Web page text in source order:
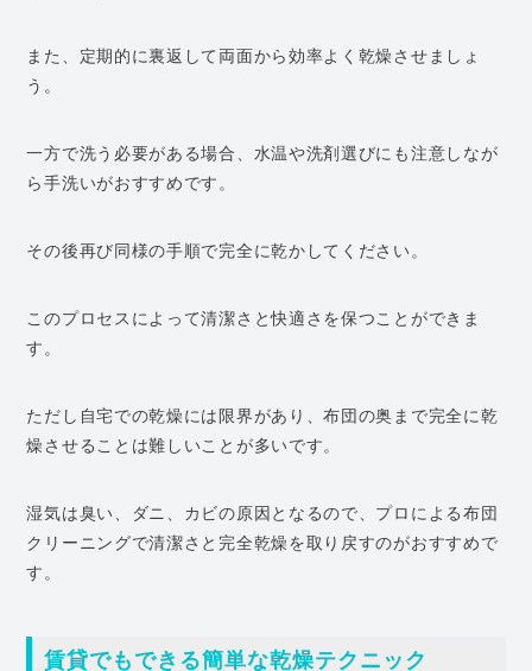
また、定期的に裏返して両面から効率よく乾燥させましょ
う。
一方で洗う必要がある場合、水温や洗剤選びにも注意しなが
ら手洗いがおすすめです。
その後再び同様の手順で完全に乾かしてください。
このプロセスによって清潔さと快適さを保つことができま
す。
ただし自宅での乾燥には限界があり、布団の奥まで完全に乾
燥させることは難しいことが多いです。
湿気は臭い、ダニ、カビの原因となるので、プロによる布団
クリーニングで清潔さと完全乾燥を取り戻すのがおすすめで
す。
賃貸でもできる簡単な乾燥テクニック